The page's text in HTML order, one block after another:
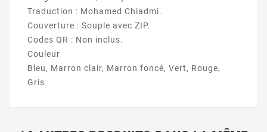
Traduction : Mohamed Chiadmi.
Couverture : Souple avec ZIP.
Codes QR : Non inclus.
Couleur
Bleu, Marron clair, Marron foncé, Vert, Rouge,
Gris